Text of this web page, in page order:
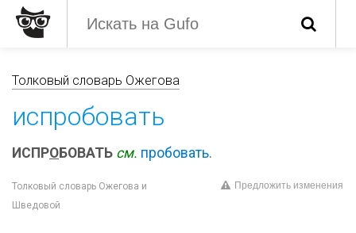
Толковый словарь Ожегова
испробовать
ИСПРО БОВАТЬ см. пробовать.
Толковый словарь Ожегова и
Шведовой
Предложить изменения